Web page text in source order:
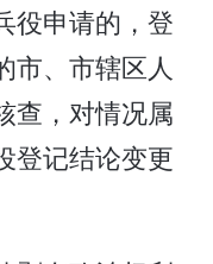
役申请的，登
市、市辖区人
查，对情况属
登记结论变更